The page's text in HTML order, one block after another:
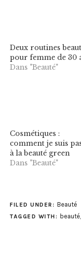
Deux routines
pour femme de 30
Dans "Beauté"
Cosmétiques :
comment je suis
à la beauté green
Dans "Beauté"
FILED UNDER: Beauté
TAGGED WITH: beauté,